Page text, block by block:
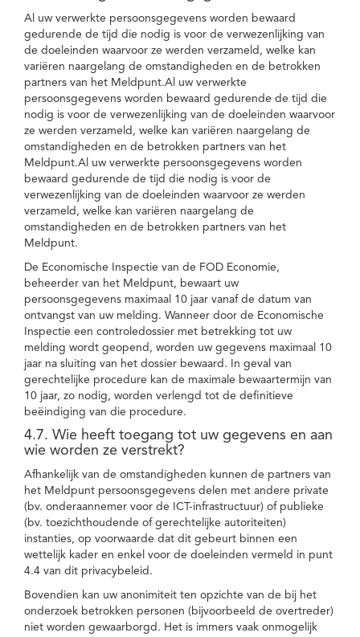
Al uw verwerkte persoonsgegevens worden bewaard
gedurende de tijd die nodig is voor de verwezenlijking van
de doeleinden waarvoor ze werden verzameld, welke kan
variëren naargelang de omstandigheden en de betrokken
partners van het Meldpunt.Al uw verwerkte
persoonsgegevens worden bewaard gedurende de tijd die
nodig is voor de verwezenlijking van de doeleinden waarvoor
ze werden verzameld, welke kan variëren naargelang de
omstandigheden en de betrokken partners van het
Meldpunt.Al uw verwerkte persoonsgegevens worden
bewaard gedurende de tijd die nodig is voor de
verwezenlijking van de doeleinden waarvoor ze werden
verzameld, welke kan variëren naargelang de
omstandigheden en de betrokken partners van het
Meldpunt.
De Economische Inspectie van de FOD Economie,
beheerder van het Meldpunt, bewaart uw
persoonsgegevens maximaal 10 jaar vanaf de datum van
ontvangst van uw melding. Wanneer door de Economische
Inspectie een controledossier met betrekking tot uw
melding wordt geopend, worden uw gegevens maximaal 10
jaar na sluiting van het dossier bewaard. In geval van
gerechtelijke procedure kan de maximale bewaartermijn van
10 jaar, zo nodig, worden verlengd tot de definitieve
beëindiging van die procedure.
4.7. Wie heeft toegang tot uw gegevens en aan
wie worden ze verstrekt?
Afhankelijk van de omstandigheden kunnen de partners van
het Meldpunt persoonsgegevens delen met andere private
(bv. onderaannemer voor de ICT-infrastructuur) of publieke
(bv. toezichthoudende of gerechtelijke autoriteiten)
instanties, op voorwaarde dat dit gebeurt binnen een
wettelijk kader en enkel voor de doeleinden vermeld in punt
4.4 van dit privacybeleid.
Bovendien kan uw anonimiteit ten opzichte van de bij het
onderzoek betrokken personen (bijvoorbeeld de overtreder)
niet worden gewaarborgd. Het is immers vaak onmogelijk